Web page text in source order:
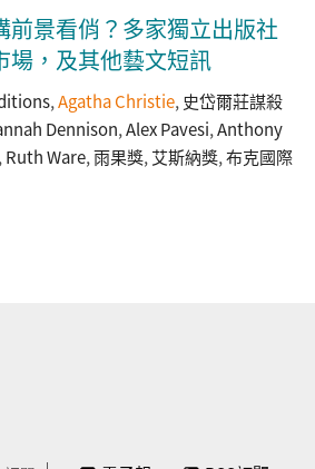
前景看俏？多家獨立出版社
場，及其他藝文短訊
,Agatha Christie, 史岱爾莊謀殺
Dennison,Alex Pavesi,Anthony
, Ruth Ware,雨果獎, 艾斯納獎,布克國際